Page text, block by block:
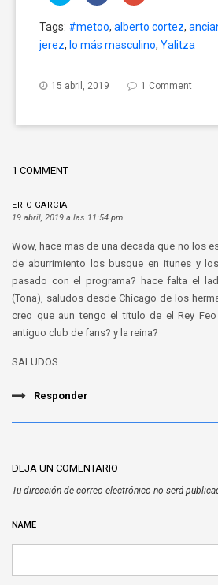
share
Twitter
(Opens
in
share
Facebook
in
Google+
(Opens
in
Tags: #metoo, alberto cortez,
jerez, lo más masculino, Yalitza
15 abril, 2019 1 Comment
1 COMMENT
ERIC GARCIA
19 abril, 2019 a las 11:54 pm
Wow, hace mas de una decada que no los
de aburrimiento los busque en itunes y
pasado con el programa? hace falta el
(Tona), saludos desde Chicago de los
creo que aun tengo el titulo de el Rey
antiguo club de fans? y la reina?
SALUDOS.
Responder
DEJA UN COMENTARIO
Tu dirección de correo electrónico no será
NAME